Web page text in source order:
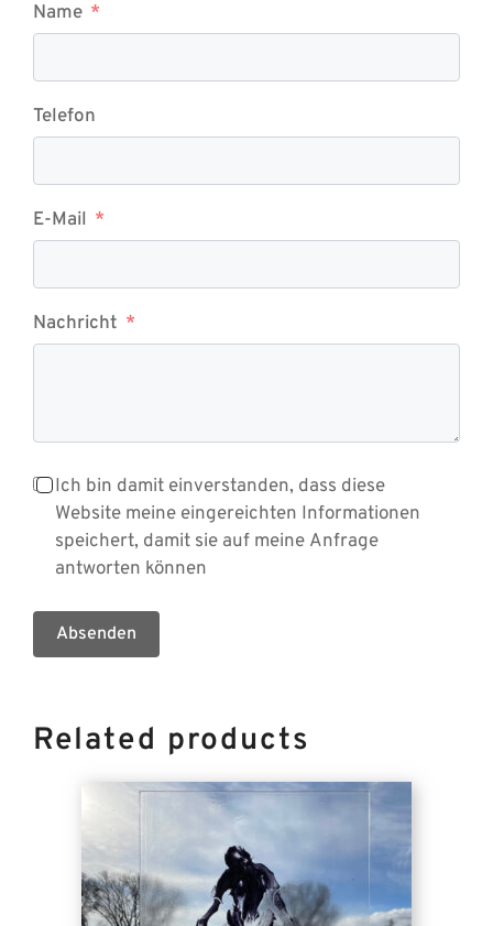
Name
Telefon
E-Mail
Nachricht
Ich bin damit einverstanden, dass diese
Website meine eingereichten Informationen
speichert, damit sie auf meine Anfrage
antworten können
Absenden
Related products